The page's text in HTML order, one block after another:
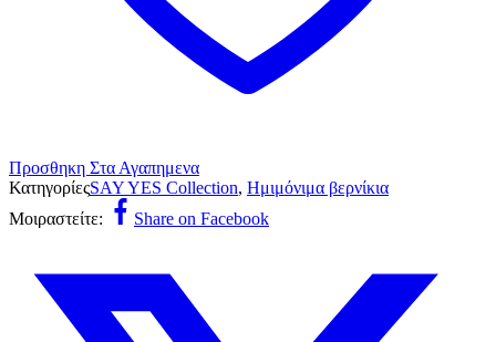
Προσθηκη Στα Αγαπημενα
ΚατηγορίεςSAY YES Collection, Ημιμόνιμα βερνίκια
Μοιραστείτε:
Share on Facebook